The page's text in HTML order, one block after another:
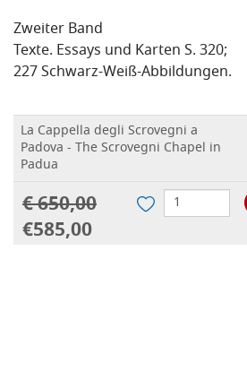
Zweiter Band
Texte. Essays und Karten S. 320;
227 Schwarz-Weiß-Abbildungen.
La Cappella degli Scrovegni a
Padova - The Scrovegni Chapel in
Padua
€ 650,00
€585,00